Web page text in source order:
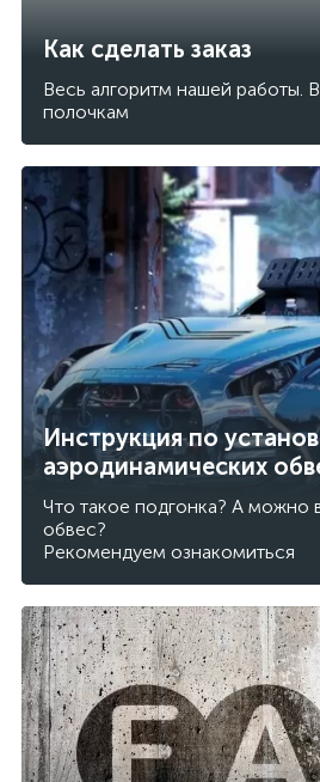
Как сделать заказ
Весь алгоритм нашей работы.
полочкам
Инструкция по
аэродинамических
Что такое подгонка? А можно
обвес?
Рекомендуем ознакомиться